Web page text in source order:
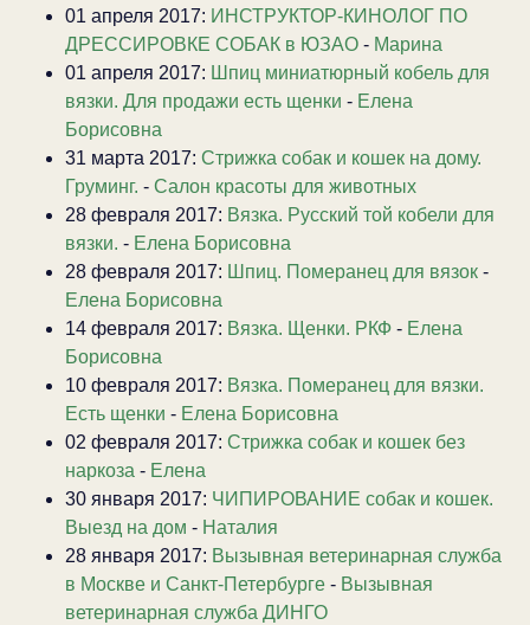
01 апреля 2017: ИНСТРУКТОР-КИНОЛОГ ПО
ДРЕССИРОВКЕ СОБАК в ЮЗАО - Марина
01 апреля 2017: Шпиц миниатюрный кобель для
вязки. Для продажи есть щенки - Елена
Борисовна
31 марта 2017: Стрижка собак и кошек на дому.
Груминг. - Салон красоты для животных
28 февраля 2017: Вязка. Русский той кобели для
вязки. - Елена Борисовна
28 февраля 2017: Шпиц. Померанец для вязок -
Елена Борисовна
14 февраля 2017: Вязка. Щенки. РКФ - Елена
Борисовна
10 февраля 2017: Вязка. Померанец для вязки.
Есть щенки - Елена Борисовна
02 февраля 2017: Стрижка собак и кошек без
наркоза - Елена
30 января 2017: ЧИПИРОВАНИЕ собак и кошек.
Выезд на дом - Наталия
28 января 2017: Вызывная ветеринарная служба
в Москве и Санкт-Петербурге - Вызывная
ветеринарная служба ДИНГО